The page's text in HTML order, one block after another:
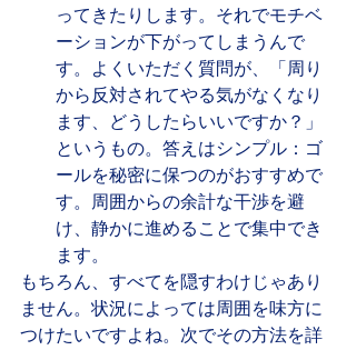
ってきたりします。それでモチベ
ーションが下がってしまうんで
す。よくいただく質問が、「周り
から反対されてやる気がなくなり
ます、どうしたらいいですか？」
というもの。答えはシンプル：ゴ
ールを秘密に保つのがおすすめで
す。周囲からの余計な干渉を避
け、静かに進めることで集中でき
ます。
もちろん、すべてを隠すわけじゃあり
ません。状況によっては周囲を味方に
つけたいですよね。次でその方法を詳